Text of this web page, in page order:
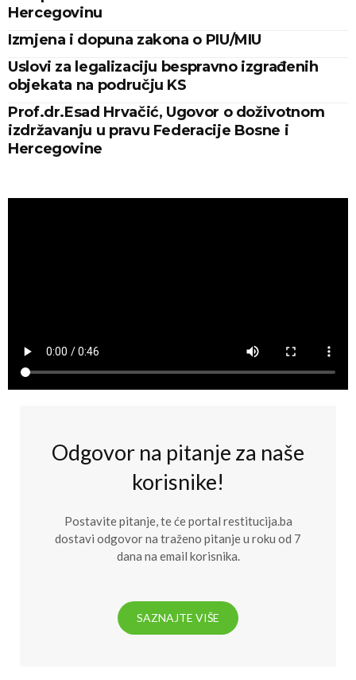
Hercegovinu
Izmjena i dopuna zakona o PIU/MIU
Uslovi za legalizaciju bespravno izgrađenih
objekata na području KS
Prof.dr.Esad Hrvačić, Ugovor o doživotnom
izdržavanju u pravu Federacije Bosne i
Hercegovine
Odgovor na pitanje za naše
korisnike!
Postavite pitanje, te će portal restitucija.ba
dostavi odgovor na traženo pitanje u roku od 7
dana na email korisnika.
SAZNAJTE VIŠE